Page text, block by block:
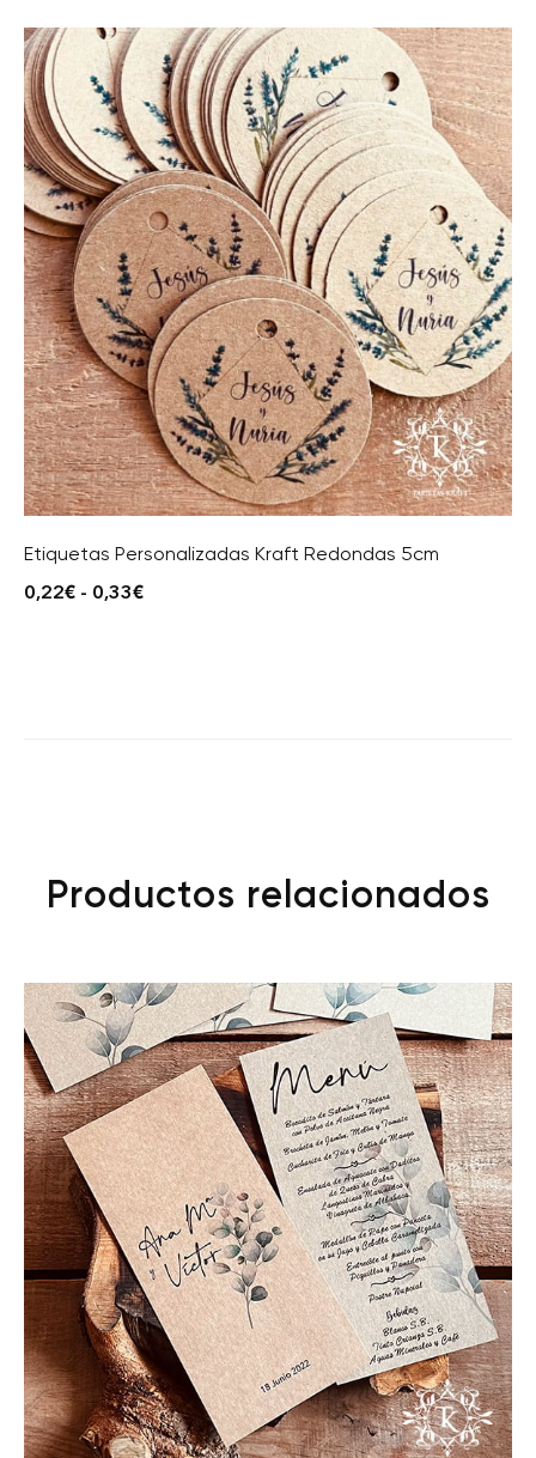
Etiquetas Personalizadas Kraft Redondas 5cm
0,22€ - 0,33€
Productos relacionados